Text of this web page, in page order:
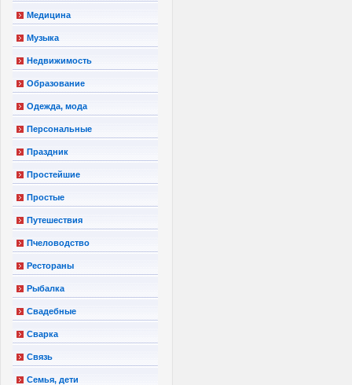
Медицина
Музыка
Недвижимость
Образование
Одежда, мода
Персональные
Праздник
Простейшие
Простые
Путешествия
Пчеловодство
Рестораны
Рыбалка
Свадебные
Сварка
Связь
Семья, дети